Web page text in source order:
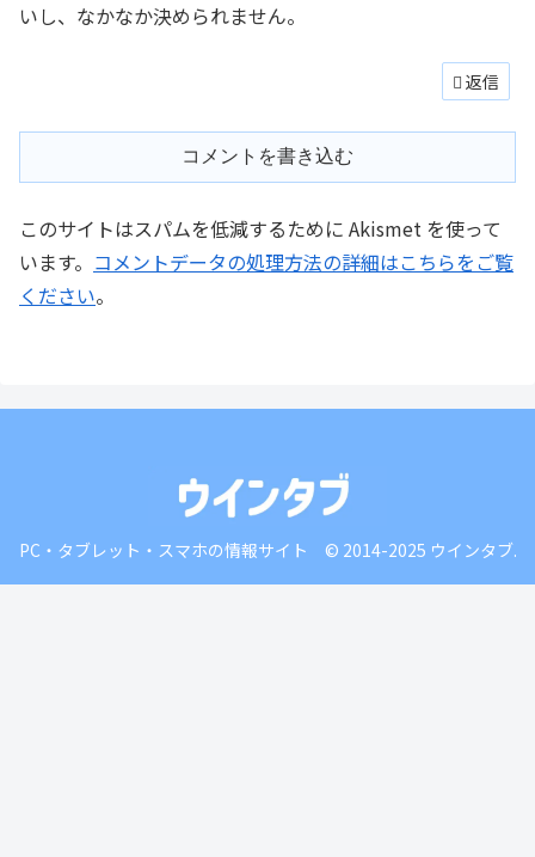
いし、なかなか決められません。
返信
コメントを書き込む
このサイトはスパムを低減するために Akismet を使って
います。 コメントデータの処理方法の詳細はこちらをご覧
ください。
PC・タブレット・スマホの情報サイト © 2014-2025 ウインタブ.